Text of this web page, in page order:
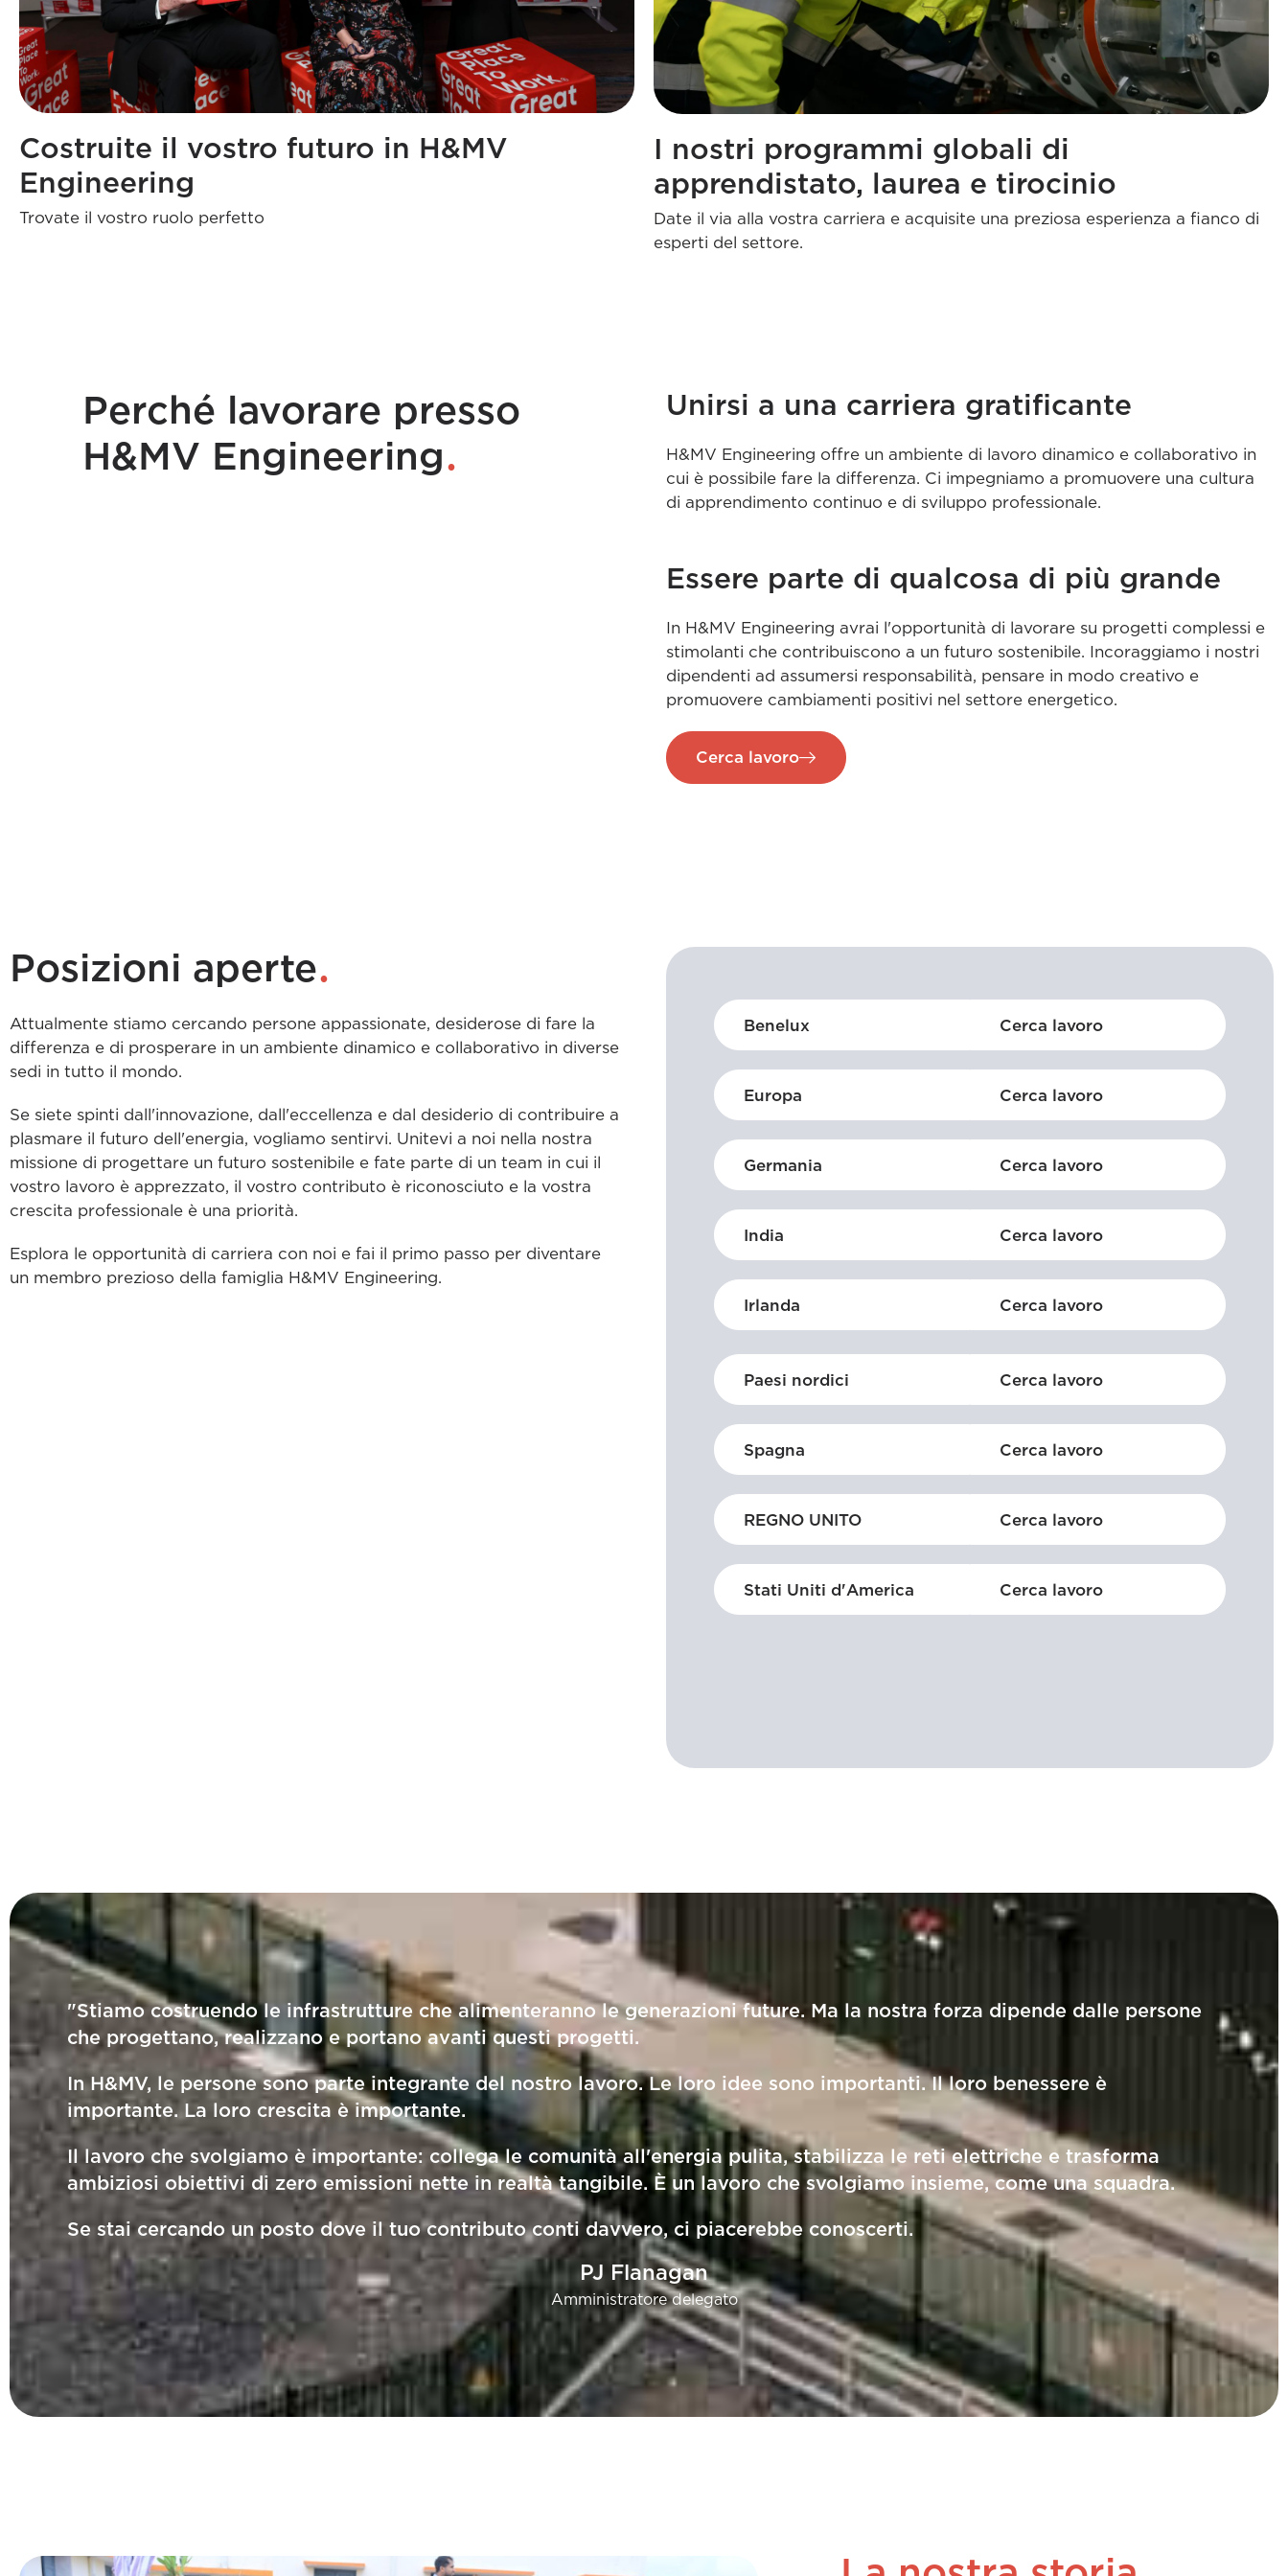
Costruite il vostro futuro in H&MV
Engineering
Trovate il vostro ruolo perfetto
I nostri programmi globali di
apprendistato, laurea e tirocinio
Date il via alla vostra carriera e acquisite una preziosa esperienza a fianco di
esperti del settore.
Perché lavorare presso
H&MV Engineering.
Unirsi a una carriera gratificante
H&MV Engineering offre un ambiente di lavoro dinamico e collaborativo in
cui è possibile fare la differenza. Ci impegniamo a promuovere una cultura
di apprendimento continuo e di sviluppo professionale.
Essere parte di qualcosa di più grande
In H&MV Engineering avrai l'opportunità di lavorare su progetti complessi e
stimolanti che contribuiscono a un futuro sostenibile. Incoraggiamo i nostri
dipendenti ad assumersi responsabilità, pensare in modo creativo e
promuovere cambiamenti positivi nel settore energetico.
Cerca lavoro
Posizioni aperte.
Attualmente stiamo cercando persone appassionate, desiderose di fare la
differenza e di prosperare in un ambiente dinamico e collaborativo in diverse
sedi in tutto il mondo.
Se siete spinti dall'innovazione, dall'eccellenza e dal desiderio di contribuire a
plasmare il futuro dell'energia, vogliamo sentirvi. Unitevi a noi nella nostra
missione di progettare un futuro sostenibile e fate parte di un team in cui il
vostro lavoro è apprezzato, il vostro contributo è riconosciuto e la vostra
crescita professionale è una priorità.
Esplora le opportunità di carriera con noi e fai il primo passo per diventare
un membro prezioso della famiglia H&MV Engineering.
Benelux Cerca lavoro
Europa Cerca lavoro
Germania Cerca lavoro
India Cerca lavoro
Irlanda Cerca lavoro
Paesi nordici Cerca lavoro
Spagna Cerca lavoro
REGNO UNITO Cerca lavoro
Stati Uniti d'America Cerca lavoro
"Stiamo costruendo le infrastrutture che alimenteranno le generazioni future. Ma la nostra forza dipende dalle persone
che progettano, realizzano e portano avanti questi progetti.
In H&MV, le persone sono parte integrante del nostro lavoro. Le loro idee sono importanti. Il loro benessere è
importante. La loro crescita è importante.
Il lavoro che svolgiamo è importante: collega le comunità all'energia pulita, stabilizza le reti elettriche e trasforma
ambiziosi obiettivi di zero emissioni nette in realtà tangibile. È un lavoro che svolgiamo insieme, come una squadra.
Se stai cercando un posto dove il tuo contributo conti davvero, ci piacerebbe conoscerti.
PJ Flanagan
Amministratore delegato